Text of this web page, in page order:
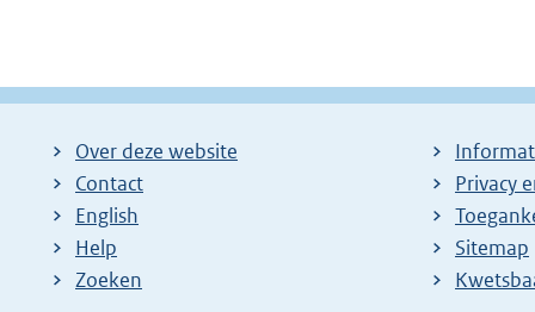
Over deze website
Contact
English
Help
Zoeken
Privacy
Sitemap
E